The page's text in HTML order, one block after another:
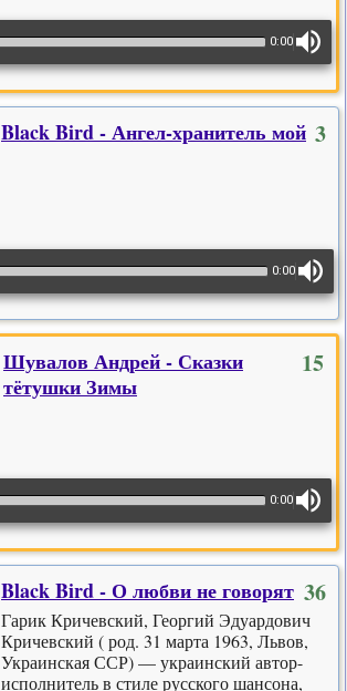
0:00
3
Black Bird - Ангел-хранитель мой
0:00
15
Шувалов Андрей - Сказки
тётушки Зимы
0:00
36
Black Bird - О любви не говорят
Гарик Кричевский, Георгий Эдуардович
Кричевский ( род. 31 марта 1963, Львов,
Украинская ССР) — украинский автор-
исполнитель в стиле русского шансона,